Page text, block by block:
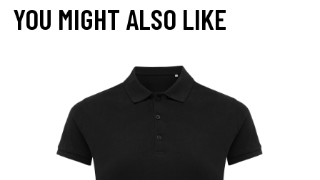
YOU MIGHT ALSO LIKE